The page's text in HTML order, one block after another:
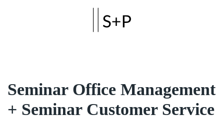
Seminar Office Management
+ Seminar Customer Service